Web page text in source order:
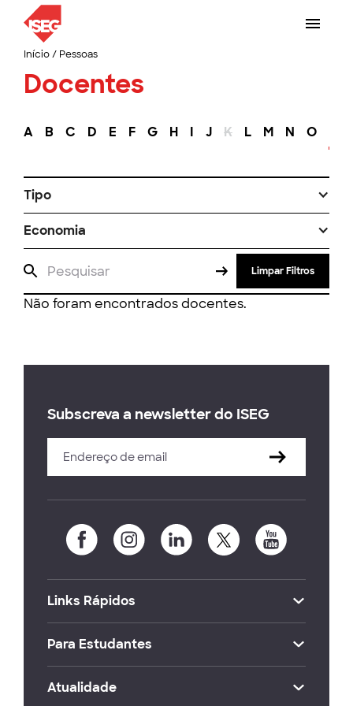
Início/ Pessoas
Docentes
A B C D E F G H I J K L M N O
Tipo
Economia
Limpar Filtros
Não foram encontrados docentes.
Subscreva a newsletter do ISEG
Links Rápidos
Para Estudantes
Atualidade